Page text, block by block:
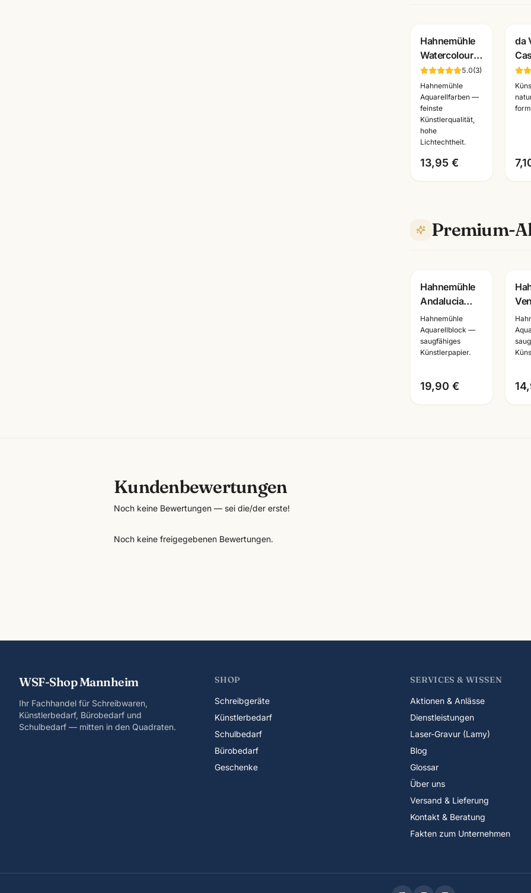
Hahnemühle
Watercolour
Book 200g ·
60 Seiten ·
A4/A5/A6 ·
Aquarellbuch
Mannheim
5.0(3)
Hahnemühle
Aquarellfarben —
feinste
Künstlerqualität,
hohe
Lichtechtheit.
13,95 €
da
·
·
Premium-
Hahnemühle
Andalucia
Aquarellpapier
500g · 12 Blatt
· 24x32 +
30x40cm
Hahnemühle
Aquarellblock —
saugfähiges
Künstlerpapier.
19,90 €
/
12
Kundenbewertungen
Noch keine Bewertungen — sei die/der erste!
Noch keine freigegebenen Bewertungen.
WSF-Shop Mannheim
Ihr Fachhandel für Schreibwaren,
Künstlerbedarf, Bürobedarf und
Schulbedarf — mitten in den Quadraten.
SHOP
Schreibgeräte
Künstlerbedarf
Schulbedarf
Bürobedarf
Geschenke
SERVICES & WISSEN
Aktionen & Anlässe
Dienstleistungen
Laser-Gravur (Lamy)
Blog
Glossar
Über uns
Versand & Lieferung
Kontakt & Beratung
Fakten zum Unternehmen